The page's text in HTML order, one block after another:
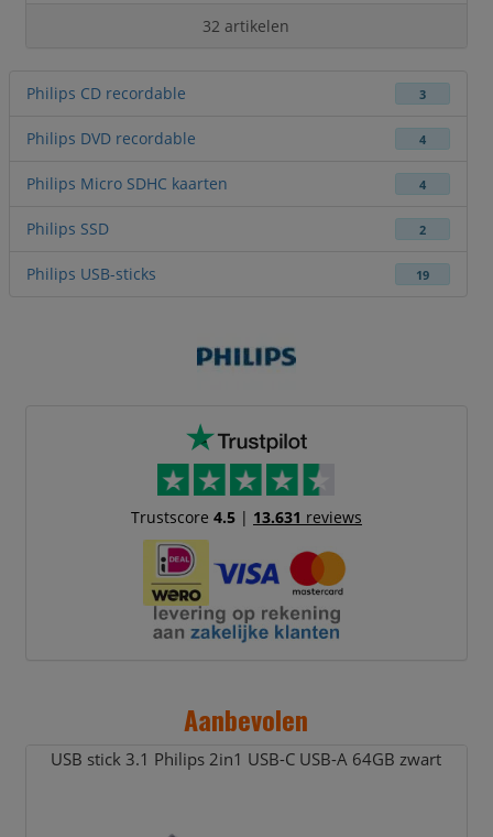
32 artikelen
Philips CD recordable 3
Philips DVD recordable 4
Philips Micro SDHC kaarten 4
Philips SSD 2
Philips USB-sticks 19
Trustscore 4.5| 13.631 reviews
Aanbevolen
USB stick 3.1 Philips 2in1 USB-C USB-A 64GB zwart